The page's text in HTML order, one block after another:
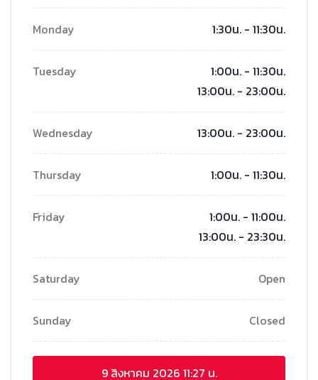
Monday 1:30น. - 11:30น.
Tuesday
1:00น. - 11:30น.
13:00น. - 23:00น.
Wednesday 13:00น. - 23:00น.
Thursday 1:00น. - 11:30น.
Friday
1:00น. - 11:00น.
13:00น. - 23:30น.
Saturday Open
Sunday Closed
9 สิงหาคม 2026 11:27 น.